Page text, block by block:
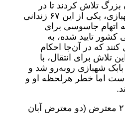
تلاش کردند تا در
روزهای اخیر بابک شهبازی، یکی از این ۶۷ زندانی
اتهام جاسوسی برای
کشور تایید شده، به
که در آن‌جا احکام
تلاش برای انتقال، با
شهبازی روبه‌رو شد و
است اما خطر هرلحظه او و
در میان این ۶۷ تن، ۲۰ معترض (دو معترض آبان